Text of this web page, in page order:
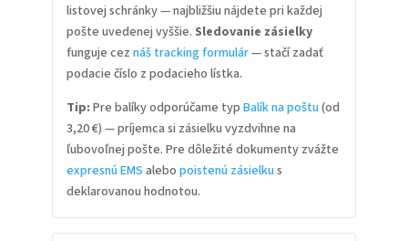
listovej schránky — najbližšiu nájdete pri každej
pošte uvedenej vyššie. Sledovanie zásielky
funguje cez náš tracking formulár— stačí zadať
podacie číslo z podacieho lístka.
Tip: Pre balíky odporúčame typ Balík na poštu (od
3,20 €) — príjemca si zásielku vyzdvihne na
ľubovoľnej pošte. Pre dôležité dokumenty zvážte
expresnú EMS alebo poistenú zásielku s
deklarovanou hodnotou.